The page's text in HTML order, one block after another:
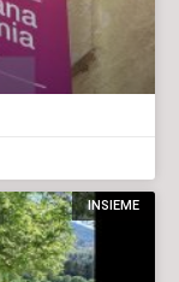
INSIEME